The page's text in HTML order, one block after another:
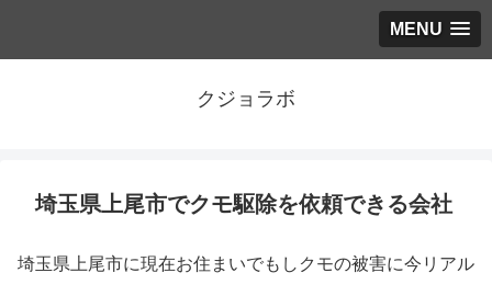
MENU
クジョラボ
埼玉県上尾市でクモ駆除を依頼できる会社
埼玉県上尾市に現在お住まいでもしクモの被害に今リアル